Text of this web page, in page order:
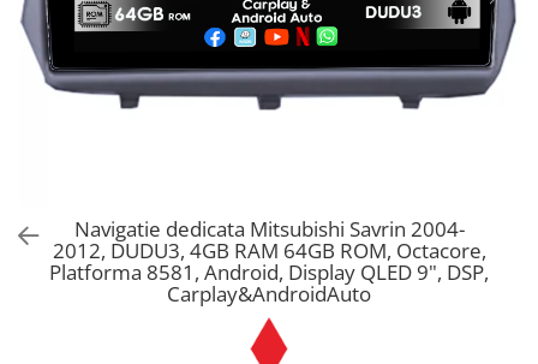
Navigatie dedicata Mitsubishi Savrin 2004-
2012, DUDU3, 4GB RAM 64GB ROM, Octacore,
Platforma 8581, Android, Display QLED 9", DSP,
Carplay&AndroidAuto